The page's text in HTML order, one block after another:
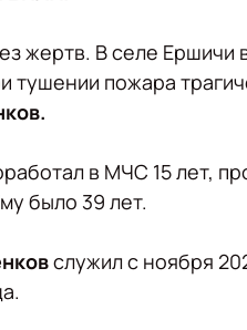
жертв. В селе Ершичи
тушении пожара
в МЧС 15 лет,
было 39 лет.
служил с ноября